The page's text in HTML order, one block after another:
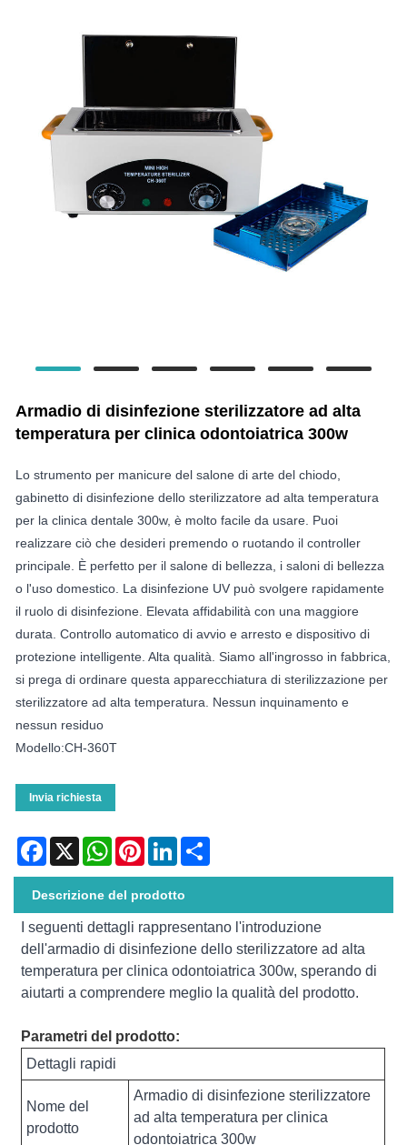
Armadio di disinfezione sterilizzatore ad alta
temperatura per clinica odontoiatrica 300w
Lo strumento per manicure del salone di arte del chiodo,
gabinetto di disinfezione dello sterilizzatore ad alta temperatura
per la clinica dentale 300w, è molto facile da usare. Puoi
realizzare ciò che desideri premendo o ruotando il controller
principale. È perfetto per il salone di bellezza, i saloni di bellezza
o l'uso domestico. La disinfezione UV può svolgere rapidamente
il ruolo di disinfezione. Elevata affidabilità con una maggiore
durata. Controllo automatico di avvio e arresto e dispositivo di
protezione intelligente. Alta qualità. Siamo all'ingrosso in fabbrica,
si prega di ordinare questa apparecchiatura di sterilizzazione per
sterilizzatore ad alta temperatura. Nessun inquinamento e
nessun residuo
Modello:CH-360T
Invia richiesta
Facebook
X WhatsAppPinterestLinkedIn
Descrizione del prodotto
I seguenti dettagli rappresentano l'introduzione
dell'armadio di disinfezione dello sterilizzatore ad alta
temperatura per clinica odontoiatrica 300w, sperando di
aiutarti a comprendere meglio la qualità del prodotto.
Parametri del prodotto:
Dettagli rapidi
Nome del
prodotto
Armadio di disinfezione sterilizzatore
ad alta temperatura per clinica
odontoiatrica 300w